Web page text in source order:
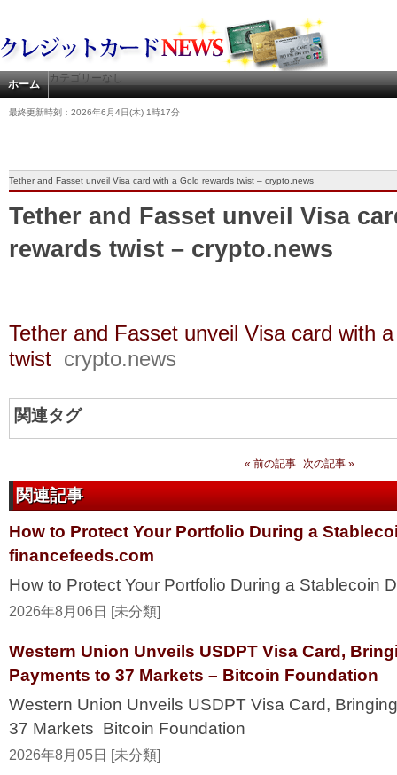
ホーム カテゴリーなし
最終更新時刻：2026年6月4日(木) 1時17分
Tether and Fasset unveil Visa card with a Gold rewards twist – crypto.news
Tether and Fasset unveil Visa
rewards twist – crypto.news
Tether and Fasset unveil Visa card with
twist crypto.news
関連タグ
« 前の記事 次の記事 »
関連記事
How to Protect Your Portfolio During a
financefeeds.com
How to Protect Your Portfolio During a Stablecoin
2026年8月06日 [未分類]
Western Union Unveils USDPT Visa Card,
Payments to 37 Markets – Bitcoin Foundation
Western Union Unveils USDPT Visa Card,
37 Markets Bitcoin Foundation
2026年8月05日 [未分類]